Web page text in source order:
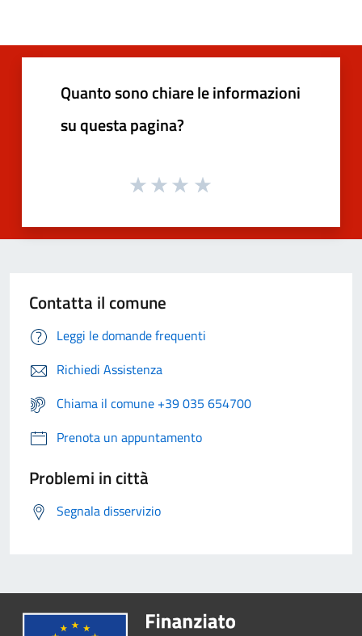
Quanto sono chiare le informazioni
su questa pagina?
Contatta il comune
Leggi le domande frequenti
Richiedi Assistenza
Chiama il comune +39 035 654700
Prenota un appuntamento
Problemi in città
Segnala disservizio